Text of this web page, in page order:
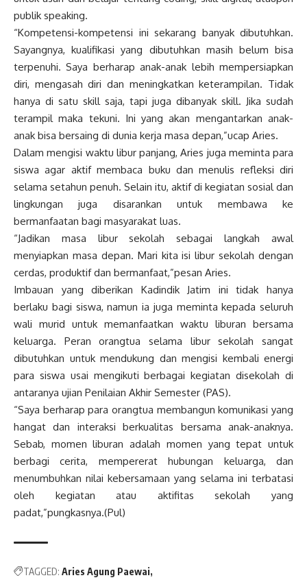
publik speaking.
“Kompetensi-kompetensi ini sekarang banyak dibutuhkan.
Sayangnya, kualifikasi yang dibutuhkan masih belum bisa
terpenuhi. Saya berharap anak-anak lebih mempersiapkan
diri, mengasah diri dan meningkatkan keterampilan. Tidak
hanya di satu skill saja, tapi juga dibanyak skill. Jika sudah
terampil maka tekuni. Ini yang akan mengantarkan anak-
anak bisa bersaing di dunia kerja masa depan,”ucap Aries.
Dalam mengisi waktu libur panjang, Aries juga meminta para
siswa agar aktif membaca buku dan menulis refleksi diri
selama setahun penuh. Selain itu, aktif di kegiatan sosial dan
lingkungan juga disarankan untuk membawa ke
bermanfaatan bagi masyarakat luas.
“Jadikan masa libur sekolah sebagai langkah awal
menyiapkan masa depan. Mari kita isi libur sekolah dengan
cerdas, produktif dan bermanfaat,”pesan Aries.
Imbauan yang diberikan Kadindik Jatim ini tidak hanya
berlaku bagi siswa, namun ia juga meminta kepada seluruh
wali murid untuk memanfaatkan waktu liburan bersama
keluarga. Peran orangtua selama libur sekolah sangat
dibutuhkan untuk mendukung dan mengisi kembali energi
para siswa usai mengikuti berbagai kegiatan disekolah di
antaranya ujian Penilaian Akhir Semester (PAS).
“Saya berharap para orangtua membangun komunikasi yang
hangat dan interaksi berkualitas bersama anak-anaknya.
Sebab, momen liburan adalah momen yang tepat untuk
berbagi cerita, mempererat hubungan keluarga, dan
menumbuhkan nilai kebersamaan yang selama ini terbatasi
oleh kegiatan atau aktifitas sekolah yang
padat,”pungkasnya.(Pul)
TAGGED: Aries Agung Paewai